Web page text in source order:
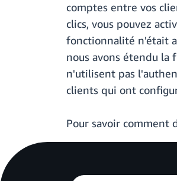
comptes entre vos
clics, vous pouvez
fonctionnalité n'était
nous avons étendu la
n'utilisent pas
clients qui ont
Pour savoir comment